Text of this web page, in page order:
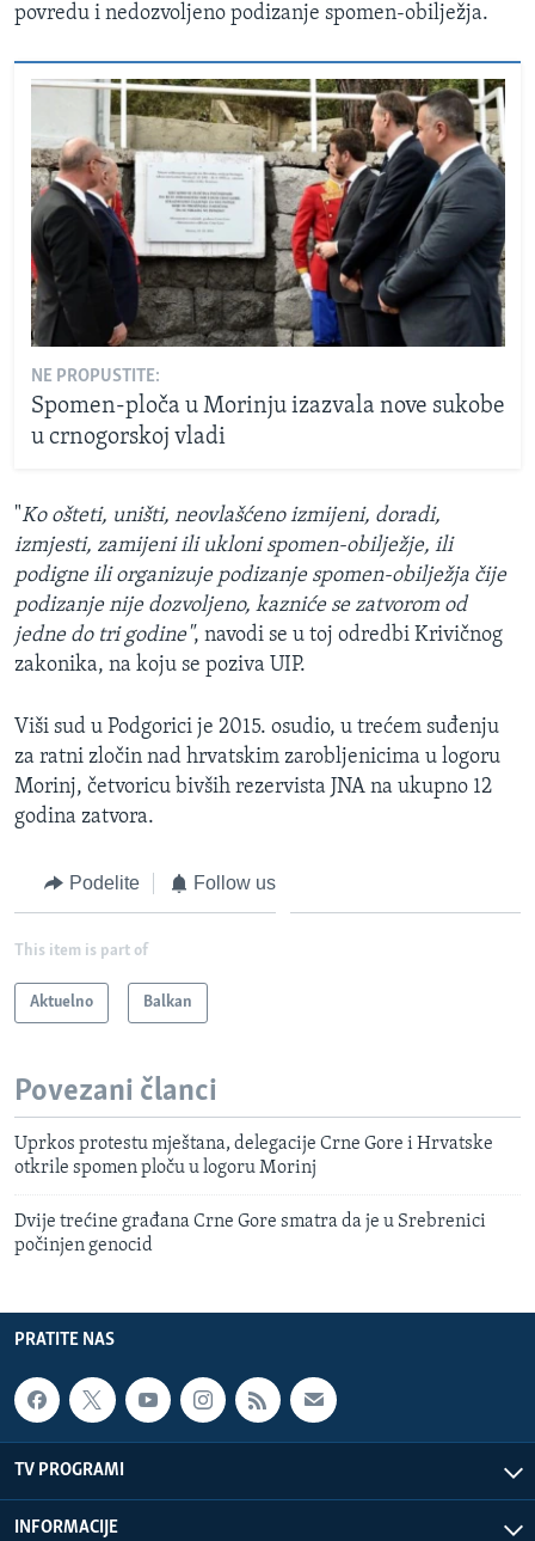
povredu i nedozvoljeno podizanje spomen-obilježja.
NE PROPUSTITE:
Spomen-ploča u Morinju izazvala nove sukobe
u crnogorskoj vladi
"Ko ošteti, uništi, neovlašćeno izmijeni, doradi,
izmjesti, zamijeni ili ukloni spomen-obilježje, ili
podigne ili organizuje podizanje spomen-obilježja čije
podizanje nije dozvoljeno, kazniće se zatvorom od
jedne do tri godine", navodi se u toj odredbi Krivičnog
zakonika, na koju se poziva UIP.
Viši sud u Podgorici je 2015. osudio, u trećem suđenju
za ratni zločin nad hrvatskim zarobljenicima u logoru
Morinj, četvoricu bivših rezervista JNA na ukupno 12
godina zatvora.
Podelite Follow us
This item is part of
Aktuelno Balkan
Povezani članci
Uprkos protestu mještana, delegacije Crne Gore i Hrvatske
otkrile spomen ploču u logoru Morinj
Dvije trećine građana Crne Gore smatra da je u Srebrenici
počinjen genocid
PRATITE NAS
TV PROGRAMI
INFORMACIJE